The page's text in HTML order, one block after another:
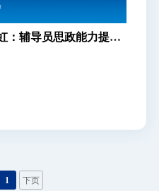
：辅导员思政能力提升
1 下页